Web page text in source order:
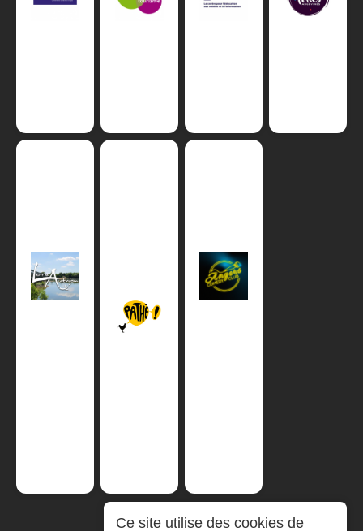
Ce site utilise des cookies de